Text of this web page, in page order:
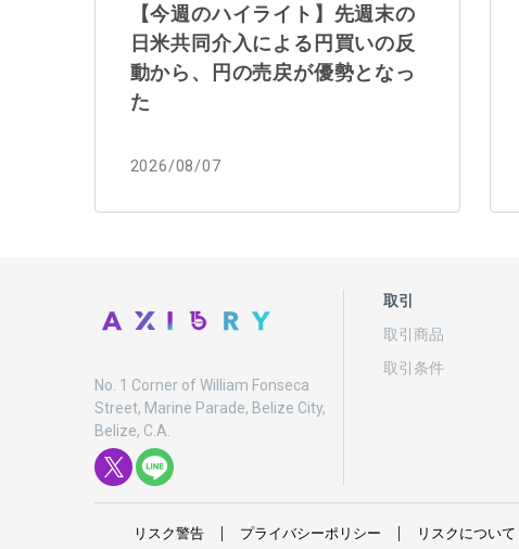
【今週のハイライト】先週末の
日米共同介入による円買いの反
動から、円の売戻が優勢となっ
た
2026/08/07
No. 1 Corner of William Fonseca
Street, Marine Parade, Belize City,
Belize, C.A.
取引
取引商品
取引条件
リスク警告 プライバシーポリシー リスクについて